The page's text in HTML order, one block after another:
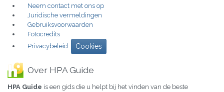
Neem contact met ons op
Juridische vermeldingen
Gebruiksvoorwaarden
Fotocredits
Privacybeleid
Cookies
Over HPA Guide
HPA Guide is een gids die u helpt bij het vinden van de beste